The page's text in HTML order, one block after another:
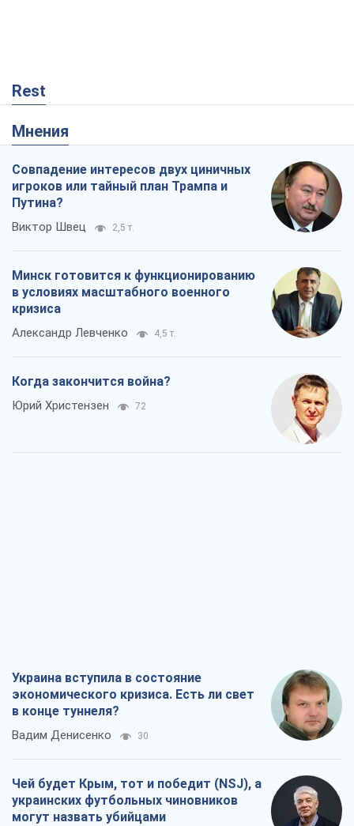
Rest
Мнения
Совпадение интересов двух циничных
игроков или тайный план Трампа и
Путина?
Виктор Швец 2,5 т.
Минск готовится к функционированию
в условиях масштабного военного
кризиса
Александр Левченко 4,5 т.
Когда закончится война?
Юрий Христензен 72
Украина вступила в состояние
экономического кризиса. Есть ли свет
в конце туннеля?
Вадим Денисенко 30
Чей будет Крым, тот и победит (NSJ), а
украинских футбольных чиновников
могут назвать убийцами